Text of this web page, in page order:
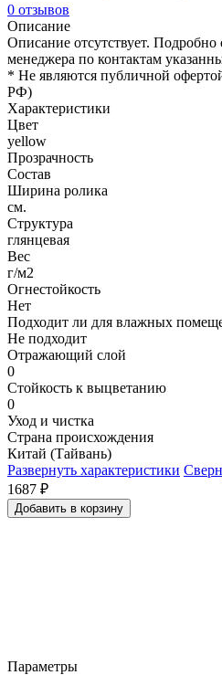
0 отзывов
Описание
Описание отсутствует. Подробно
менеджера по контактам
* Не являются публичной
РФ)
Характеристики
Цвет
yellow
Прозрачность
Состав
Ширина ролика
см.
Структура
глянцевая
Вес
г/м2
Огнестойкость
Нет
Подходит ли для влажных
Не подходит
Отражающий слой
0
Стойкость к выцветанию
0
Уход и чистка
Страна происхождения
Китай (Тайвань)
Развернуть характеристики
1687 ₽
Добавить в корзину
Параметры